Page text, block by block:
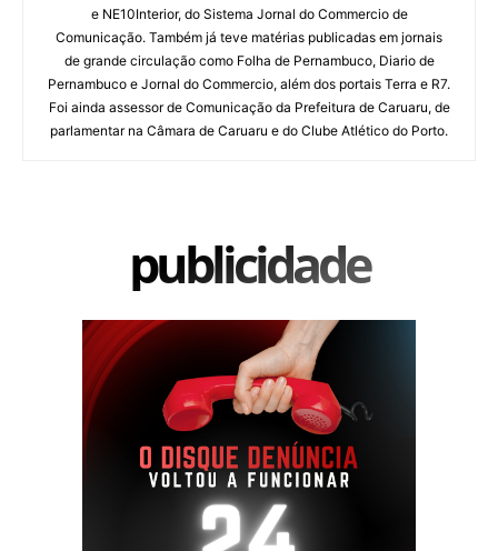
e NE10Interior, do Sistema Jornal do Commercio de
Comunicação. Também já teve matérias publicadas em jornais
de grande circulação como Folha de Pernambuco, Diario de
Pernambuco e Jornal do Commercio, além dos portais Terra e R7.
Foi ainda assessor de Comunicação da Prefeitura de Caruaru, de
parlamentar na Câmara de Caruaru e do Clube Atlético do Porto.
publicidade